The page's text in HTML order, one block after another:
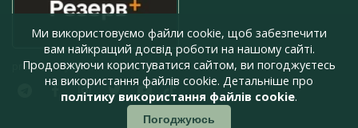
press@armyinform.com.ua
Ми використовуємо файли cookie, щоб забезпечити
вам найкращий досвід роботи на нашому сайті.
Продовжуючи користуватися сайтом, ви погоджуєтесь
на використання файлів cookie. Детальніше про
політику використання файлів cookie.
Погоджуюсь